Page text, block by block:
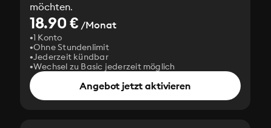
möchten.
18.90 € /Monat
1 Konto
Ohne Stundenlimit
Jederzeit kündbar
Wechsel zu Basic jederzeit möglich
Angebot jetzt aktivieren